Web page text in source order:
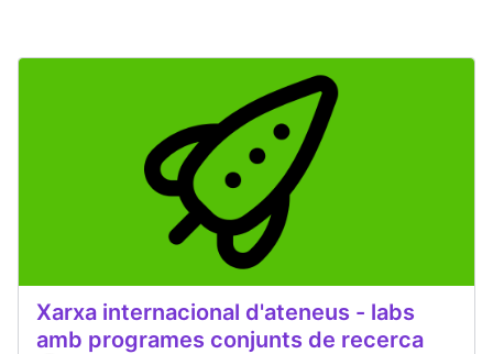
Xarxa internacional d'ateneus - labs
amb programes conjunts de recerca